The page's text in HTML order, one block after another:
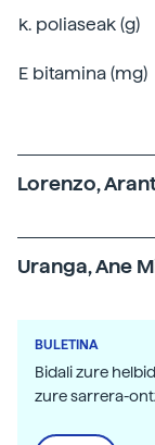
k. poliaseak (g)
E bitamina (mg)
Lorenzo,
Uranga, Ane
BULETINA
Bidali zure
zure sarrera-